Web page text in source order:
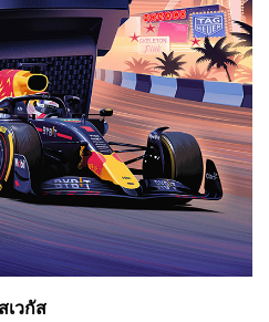
เวกัส